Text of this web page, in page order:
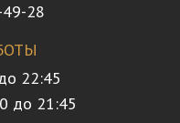
28
22:45
до 21:45